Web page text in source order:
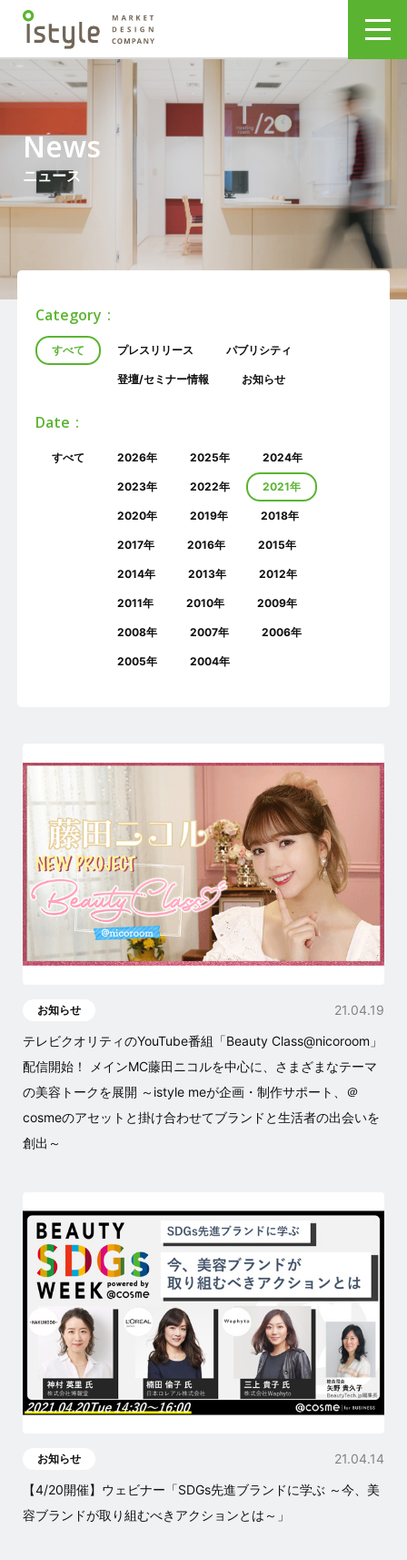
News
ニュース
Category
すべて プレスリリース パブリシティ
登壇/セミナー情報 お知らせ
Date
すべて 2026年 2025年 2024年
2023年 2022年 2021年
2020年 2019年 2018年
2017年 2016年 2015年
2014年 2013年 2012年
2011年 2010年 2009年
2008年 2007年 2006年
2005年 2004年
お知らせ
21.04.19
テレビクオリティのYouTube番組「Beauty Class@nicoroom」
配信開始！ メインMC藤田ニコルを中心に、さまざまなテーマ
の美容トークを展開 ～istyle meが企画・制作サポート、＠
cosmeのアセットと掛け合わせてブランドと生活者の出会いを
創出～
お知らせ
21.04.14
【4/20開催】ウェビナー「SDGs先進ブランドに学ぶ ～今、美
容ブランドが取り組むべきアクションとは～」